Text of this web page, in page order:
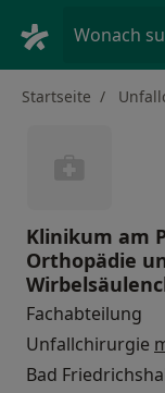
Wonach
Startseite
Klinikum am
Orthopädie
Fachabteilung
Unfallchirurgie
Bad